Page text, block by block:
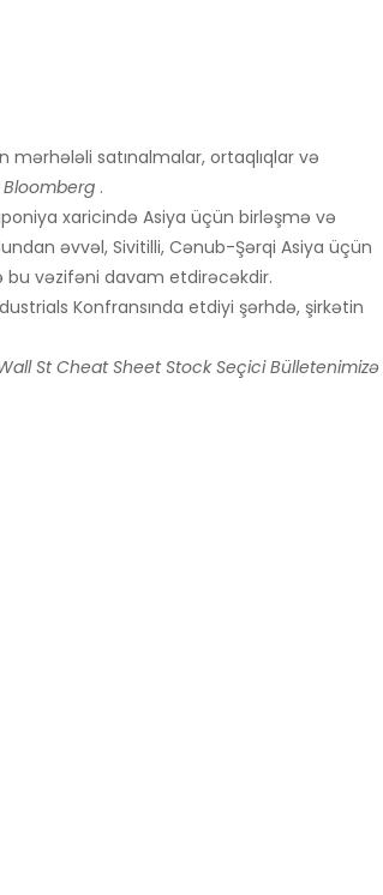
mərhələli satınalmalar, ortaqlıqlar və
Bloomberg .
xaricində Asiya üçün birləşmə və
əvvəl, Sivitilli, Cənub-Şərqi Asiya üçün
bu vəzifəni davam etdirəcəkdir.
Konfransında etdiyi şərhdə, şirkətin
St Cheat Sheet Stock Seçici Bülletenimizə